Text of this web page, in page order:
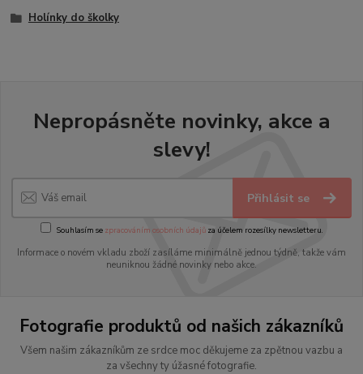
Holínky do školky
Nepropásněte novinky, akce a
slevy!
Přihlásit se
Souhlasím se zpracováním osobních údajůza účelem rozesílky newsletteru.
Informace o novém vkladu zboží zasíláme minimálně jednou týdně, takže vám
neuniknou žádné novinky nebo akce.
Fotografie produktů od našich zákazníků
Všem našim zákazníkům ze srdce moc děkujeme za zpětnou vazbu a
za všechny ty úžasné fotografie.